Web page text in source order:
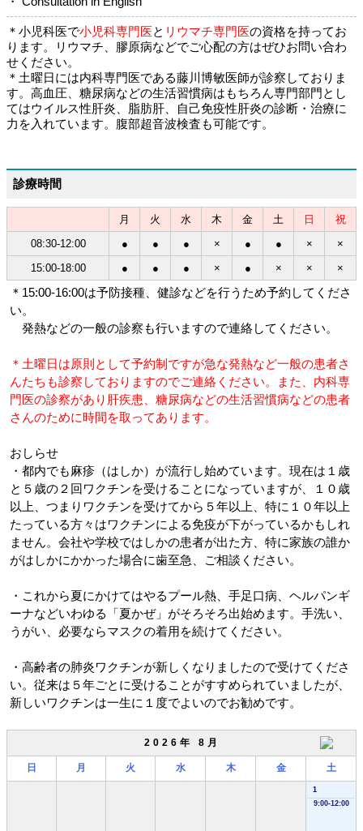
＊小児科医で小児科専門医と リウマチ専門医の資格を持ってお
ります。リウマチ、膠原病などでご心配の方はぜひお問い合わ
せください。
＊土曜日には内科専門医である藤川博敏医師が診察しておりま
す。高血圧、糖尿病などの生活習慣病はもちろん専門部門とし
てはウイルス性肝炎、脂肪肝、自己免疫性肝炎の診断・治療に
力を入れています。腹部超音波検査も可能です。
診療時間
月 火 水 木 金 土 日
祝
08:30-12:00
● ● ● × ● ● ×
×
15:00-18:00
● ● ● × ● × × ×
＊15:00-16:00は予防接種、健診などを行うため予約してくださ
い。
発熱などの一般の診察も行いますので連絡してください。
＊土曜日は原則として予約制ですが急な発熱など一般の患者さ
んたちも診察しておりますのでご連絡ください。また、内科専
門医の診察があり肝疾患、糖尿病などの生活習慣病などの患者
さんのために時間を取ってあります。
おしらせ
・都内でも麻疹（はしか）が流行し始めています。現在は１歳
と５歳の２回ワクチンを受けることになっていますが、１０歳
以上、つまりワクチンを受けてから５年以上、特に１０年以上
たっている方々はワクチンによる免疫が下がっているかもしれ
ません。会社や学校ではしかの患者が出た方、特に家族の誰か
がはしかにかかった場合に歯至急、ご相談ください。
・これから夏にかけてはやるプール熱、手足口病、ヘルパンギ
ーナなどいわゆる「夏かぜ」がそろそろ出始めます。手洗い、
うがい、必要ならマスクの着用を続けてください。
・高齢者の肺炎ワクチンが新しくなりましたので受けてくださ
い。従来は５年ごとに受けることがすすめられていましたが、
新しいワクチンは一生に１度でよいのでお勧めです。
2026年 8月
日 月 火 水 木 金 土
1
9:00-12:00